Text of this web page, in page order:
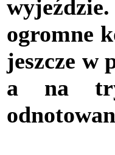
ogromne
jeszcze w
a na